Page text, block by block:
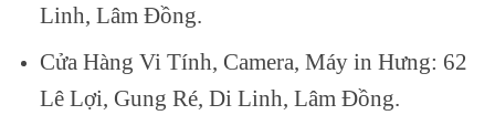
Linh, Lâm Đồng.
Cửa Hàng Vi Tính, Camera, Máy in Hưng: 62
Lê Lợi, Gung Ré, Di Linh, Lâm Đồng.